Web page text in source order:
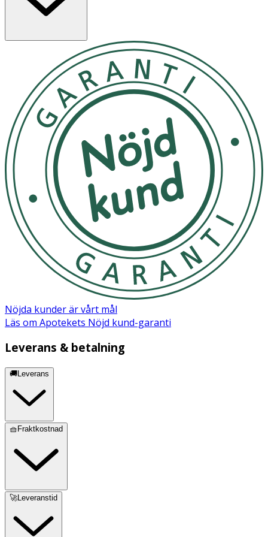
Nöjda kunder är vårt mål
Läs om Apotekets Nöjd kund-garanti
Leverans & betalning
🚚Leverans
🧺Fraktkostnad
🚀Leveranstid